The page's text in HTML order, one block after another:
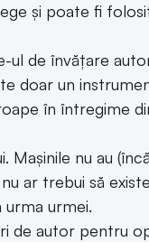
și poate fi
ul de învățare
doar un
în întregime
nu au
ar trebui să
urmei.
de autor pentru